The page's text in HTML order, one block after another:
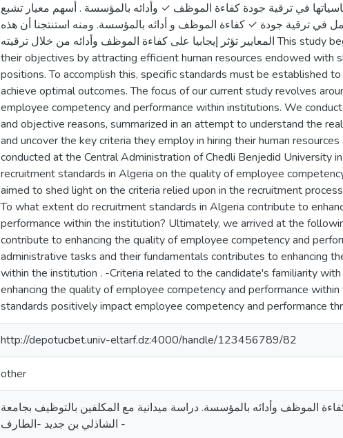
في ترقية جودة كفاءة الموظف ✓ وأدائه بالمؤسسة . أسهم معيار تشبع
في ترقية جودة ✓ كفاءة الموظف و أدائه بالمؤسسة. ومنه استنتجنا أن هذه
المعايير تؤثر إيجابيا على كفاءة الموظف وأدائه من خلال ترقيته This study begins with the premise that institutions seek to achieve
their objectives by attracting efficient human resources endowed with
positions. To accomplish this, specific standards must be established
achieve optimal outcomes. The focus of our current study revolves
employee competency and performance within institutions. We
and objective reasons, summarized in an attempt to understand the
and uncover the key criteria they employ in hiring their human
conducted at the Central Administration of Chedli Benjedid University
recruitment standards in Algeria on the quality of employee
aimed to shed light on the criteria relied upon in the recruitment
To what extent do recruitment standards in Algeria contribute to
performance within the institution? Ultimately, we arrived at the
contribute to enhancing the quality of employee competency and
administrative tasks and their fundamentals contributes to enhancing
within the institution . -Criteria related to the candidate's familiarity
enhancing the quality of employee competency and performance
standards positively impact employee competency and performance
http://depotucbet.univ-eltarf.dz:4000/handle/123456789/82
other
الموظف وأدائه بالمؤسسة. دراسة ميدانية مع المكلفين بالتوظيف بجامعة
الشاذلي بن جديد -الطارف -